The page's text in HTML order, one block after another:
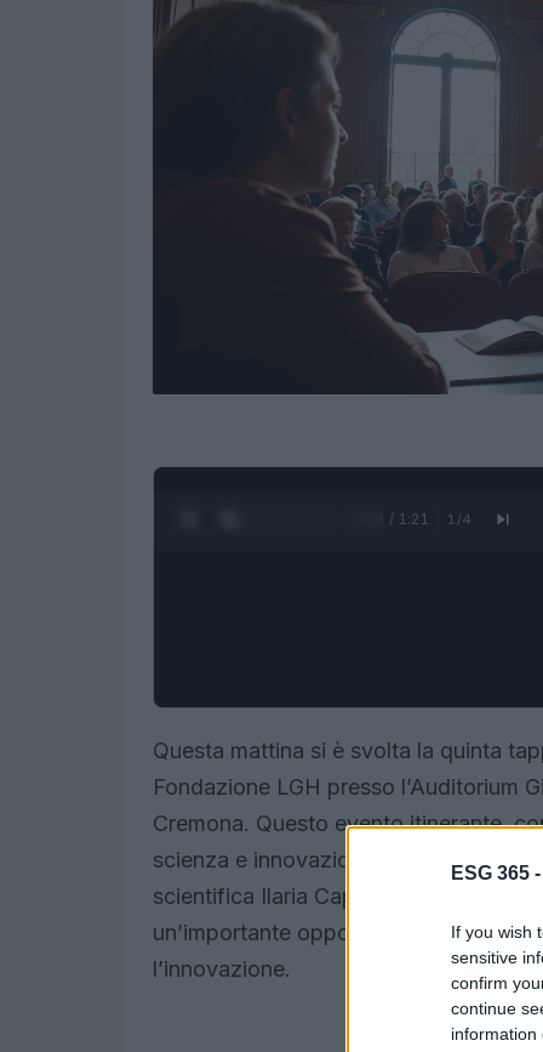
ESG 365 -
If you wish
sensitive
confirm
continue
information
0:28 / 1:21 1 /4
Questa mattina si è svolta la quinta
Fondazione LGH presso l’Auditorium
Cremona. Questo evento itinerante,
scienza e innovazione, ha visto la
scientifica Ilaria Capua e l’artista
un’importante opportunità per
l’innovazione.